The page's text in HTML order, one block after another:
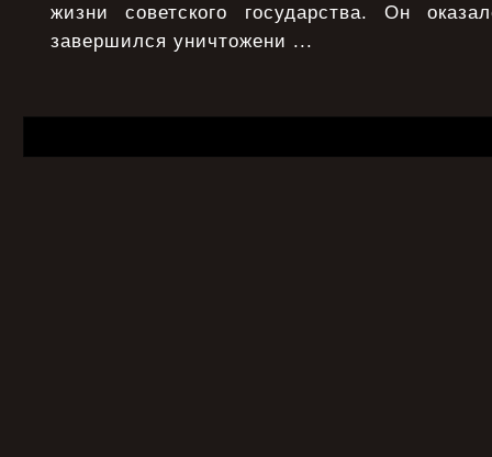
жизни советского государства. Он
завершился уничтожени ...